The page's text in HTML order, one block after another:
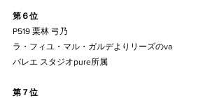
第６位
P519 栗林 弓乃
ラ・フィユ・マル・ガルデよりリーズのva
バレエ スタジオpure所属
第７位